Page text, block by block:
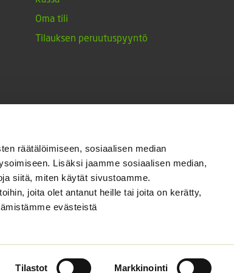
räätälöimiseen, sosiaalisen median
Lisäksi jaamme sosiaalisen median,
siitä, miten käytät sivustoamme.
joita olet antanut heille tai joita on kerätty,
evästeistä
Tilastot Markkinointi
Oma tili
Tilauksen peruutuspyyntö